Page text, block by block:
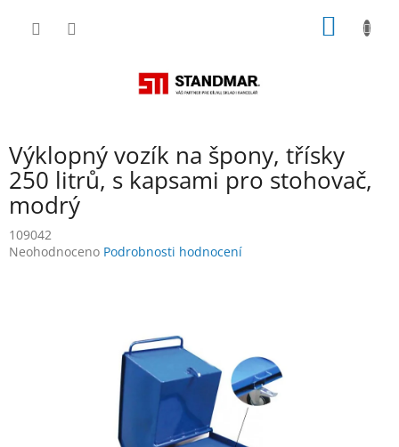
Výklopný vozík na špony, třísky
250 litrů, s kapsami pro stohovač,
modrý
109042
Průměrné
Neohodnoceno Podrobnosti hodnocení